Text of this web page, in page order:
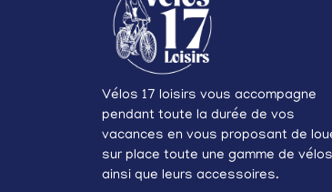
Vélos 17 loisirs vous accompagne
pendant toute la durée de vos
vacances en vous proposant de
sur place toute une gamme de vélos
ainsi que leurs accessoires.